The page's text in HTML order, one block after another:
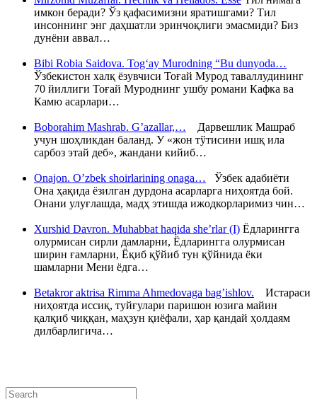
имкон беради? Ўз қафасимизни яратишгами? Тил
инсоннинг энг даҳшатли эринчоқлиги эмасмиди? Биз
дунёни аввал…
Bibi Robia Saidova. Tog‘ay Murodning “Bu dunyoda…
Ўзбекистон халқ ёзувчиси Тоғай Мурод таваллудининг
70 йиллиги Тоғай Муроднинг ушбу романи Кафка ва
Камю асарлари…
Boborahim Mashrab. G’azallar,… Дарвешлик Машраб
учун шоҳликдан баланд. У «жон тўтисини ишқ ила
сарбоз этай деб», жандани кийиб…
Onajon. O’zbek shoirlarining onaga… Ўзбек адабиёти
Она ҳақида ёзилган дурдона асарларга ниҳоятда бой.
Онани улуғлашда, мадҳ этишда ижодкорларимиз чин…
Xurshid Davron. Muhabbat haqida she’rlar (I) Ёдларингга
олурмисан сирли дамларни, Ёдларингга олурмисан
ширин ғамларни, Ёқиб қўйиб тун қўйнида ёки
шамларни Мени ёдга…
Betakror aktrisa Rimma Ahmedovaga bag’ishlov. Истараси
ниҳоятда иссиқ, туйғулари паришон юзига майин
қалқиб чиққан, маҳзун қиёфали, ҳар қандай ҳолдаям
дилбарлигича…